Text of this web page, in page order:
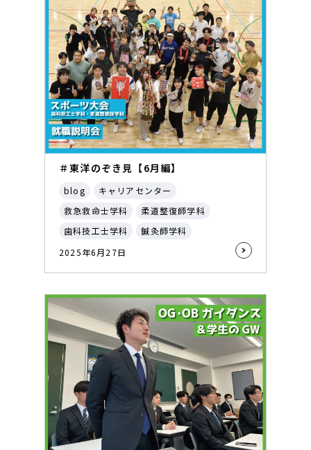
＃東洋のぞき見【6月編】
blog
キャリアセンター
救急救命士学科
柔道整復師学科
歯科技工士学科
鍼灸師学科
2025年6月27日